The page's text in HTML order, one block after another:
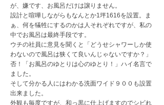
が、嫌です、お風呂だけは譲りません。
設計と喧嘩しながらもなんとか1坪1616を設置。ま
ぁ、何を犠牲にするのかは人それぞれですが、私の
中でお風呂は最終手段です。
ウチの社員に意見を聞くと「どうせシャワーしか使
わないので風呂は狭くて良いんじゃないですか？」
否！「お風呂のゆとりは心のゆとり！」ハイ名言で
ました。
そして分かる人にはわかる洗面ワイド９００も設置
出来ました。
外観も毎度ですが、和っ黒に仕上げますのでシビれ